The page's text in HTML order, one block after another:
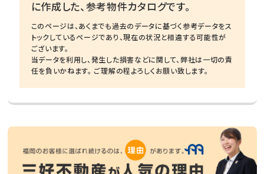
に作成した、参考物件カタログです。
このページは、あくまでも過去のデータに基づく参考データをス
トックしているページであり、現在の状況と相違する可能性が
ございます。
当データを利用し、発生した損害などに関して、弊社は一切の責
任を負いかねます。 ご理解の程よろしくお願い致します。